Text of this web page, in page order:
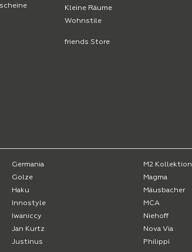
Kleine Räume
Wohnstile
friends Store
Germania
Golze
Haku
Innostyle
Iwaniccy
Jan Kurtz
Justinus
M2 Kollektion
Magma
Mäusbacher
MCA
Niehoff
Nova Via
Philippi